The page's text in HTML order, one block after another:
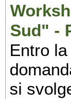
Sud" -
Entro
si